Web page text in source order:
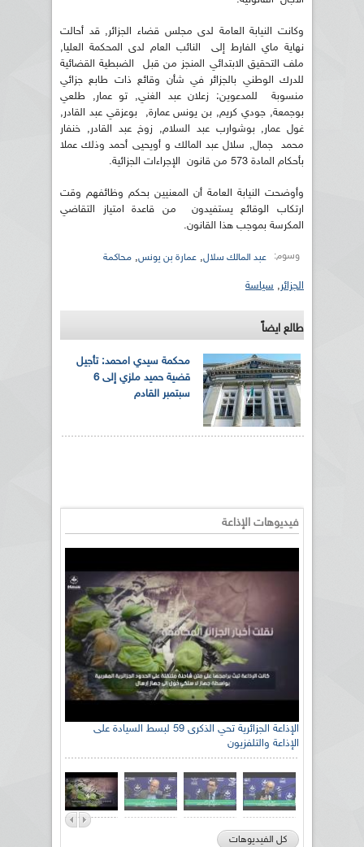
وكانت النيابة العامة لدى مجلس قضاء الجزائر, قد أحالت
نهاية ماي الفارط إلى النائب العام لدى المحكمة العليا,
ملف التحقيق الابتدائي المنجز من قبل الضبطية القضائية
للدرك الوطني بالجزائر في شأن وقائع ذات طابع جزائي
منسوبة للمدعوين: زعلان عبد الغني, تو عمار, طلعي
بوجمعة, جودي كريم, بن يونس عمارة, بوعزقي عبد القادر,
غول عمار, بوشوارب عبد السلام, زوخ عبد القادر, خنفار
محمد جمال, سلال عبد المالك و أويحيى أحمد وذلك عملا
بأحكام المادة 573 من قانون الإجراءات الجزائية.
وأوضحت النيابة العامة أن المعنيين بحكم وظائفهم وقت
ارتكاب الوقائع يستفيدون من قاعدة امتياز التقاضي
المكرسة بموجب هذا القانون.
وسوم: عبد المالك سلال, عمارة بن يونس, محاكمة
الجزائر, سياسة
طالع ايضاً
محكمة سيدي امحمد: تأجيل
قضية حميد ملزي إلى 6
سبتمبر القادم
فيديوهات الإذاعة
الإذاعة الجزائرية تحي الذكرى 59 لبسط السيادة على
الإذاعة والتلفزيون
كل الفيديوهات